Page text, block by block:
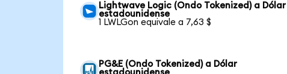
Lightwave Logic (Ondo Tokenized) a Dólar
estadounidense
1 LWLGon equivale a 7,63 $
PG&E (Ondo Tokenized) a Dólar